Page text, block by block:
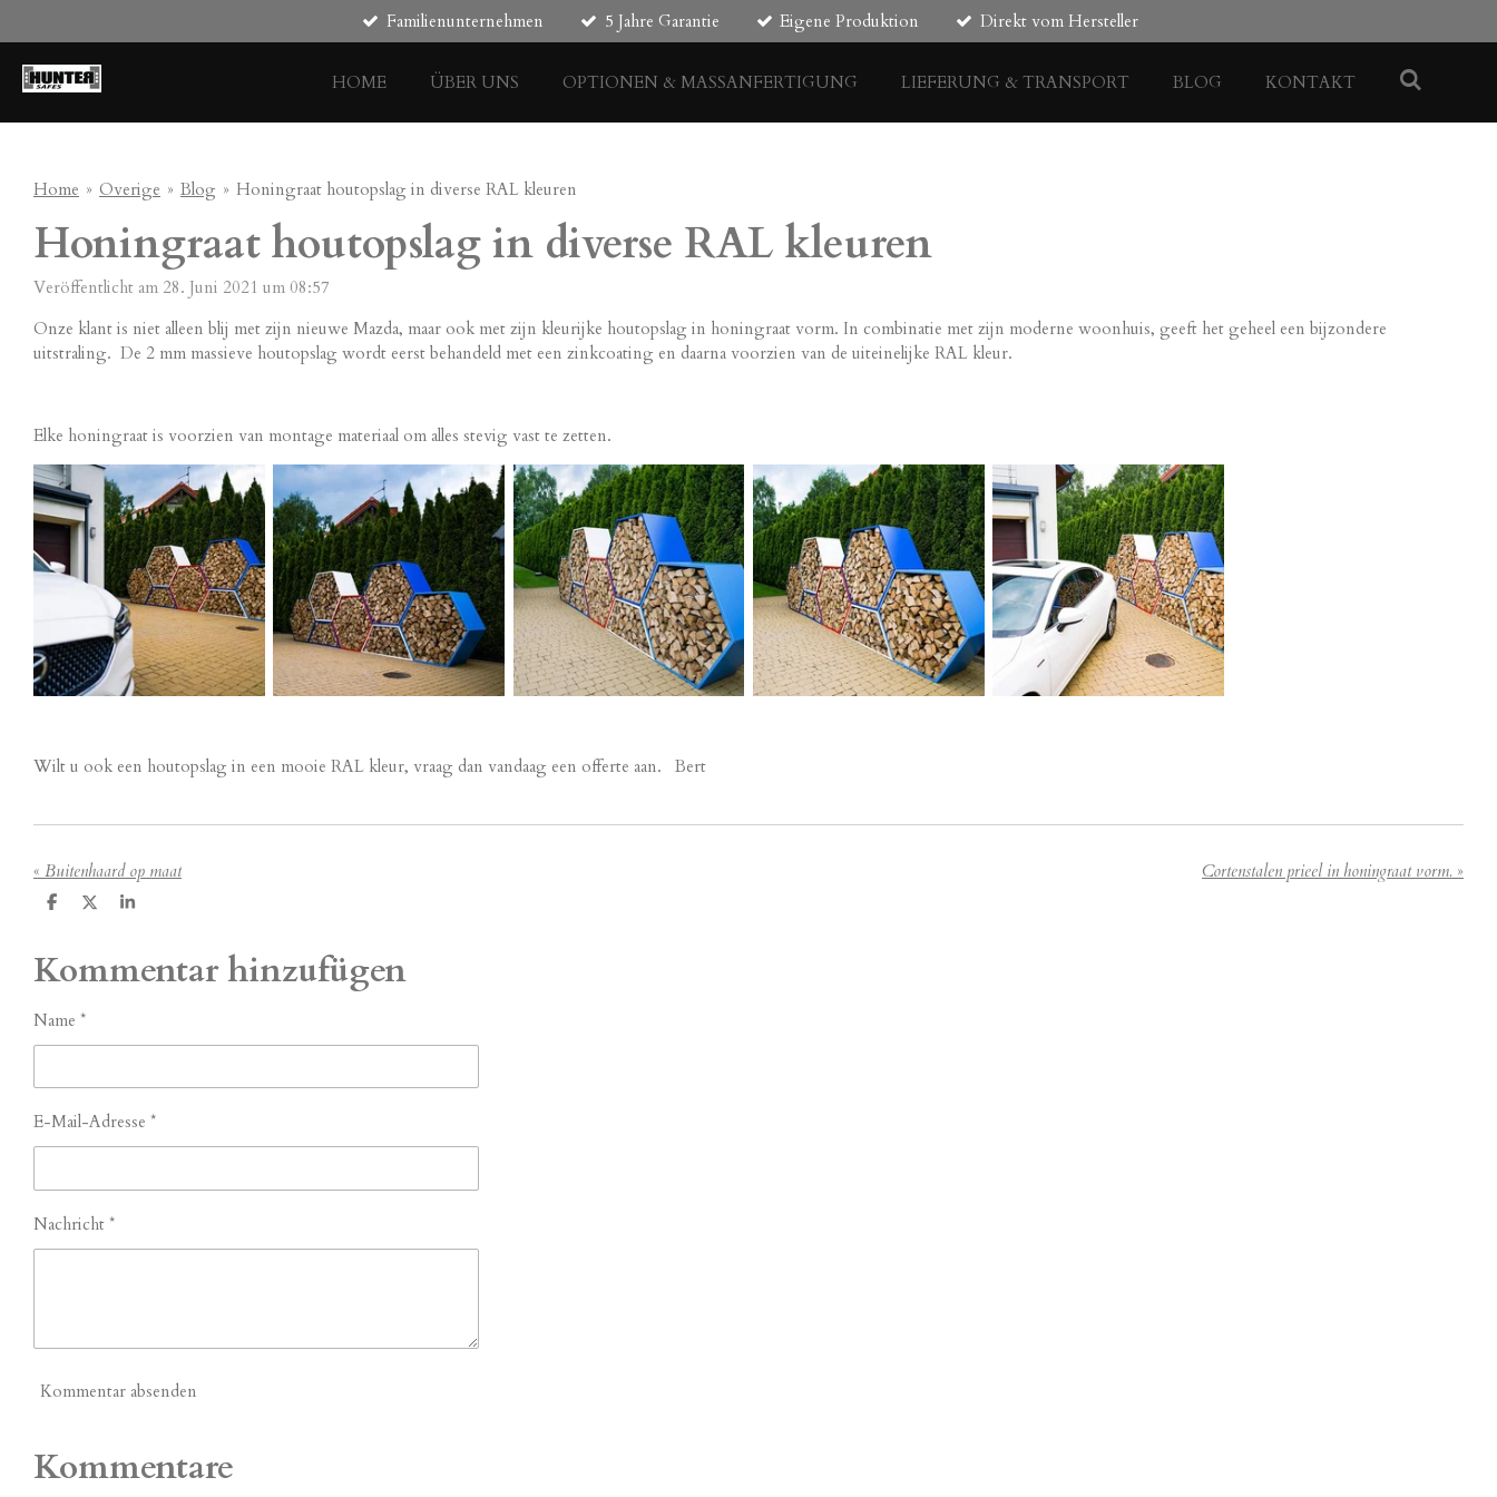
Hauptinhalt
springen
Familienunternehmen 5 Jahre Garantie Eigene Produktion Direkt vom Hersteller
HOME ÜBER UNS OPTIONEN & MASSANFERTIGUNG LIEFERUNG & TRANSPORT BLOG KONTAKT
Home » Overige » Blog » Honingraat houtopslag in diverse RAL kleuren
Honingraat houtopslag in diverse RAL kleuren
Veröffentlicht am 28. Juni 2021 um 08:57
Onze klant is niet alleen blij met zijn nieuwe Mazda, maar ook met zijn kleurijke houtopslag in honingraat vorm. In combinatie met zijn moderne woonhuis, geeft het geheel een bijzondere
uitstraling. De 2 mm massieve houtopslag wordt eerst behandeld met een zinkcoating en daarna voorzien van de uiteinelijke RAL kleur.
Elke honingraat is voorzien van montage materiaal om alles stevig vast te zetten.
Wilt u ook een houtopslag in een mooie RAL kleur, vraag dan vandaag een offerte aan. Bert
« Buitenhaard op maat Cortenstalen prieel in honingraat vorm. »
T
l
e
T
e
T
e
Kommentar hinzufügen
Name *
E-Mail-Adresse *
Nachricht *
Kommentar absenden
Kommentare